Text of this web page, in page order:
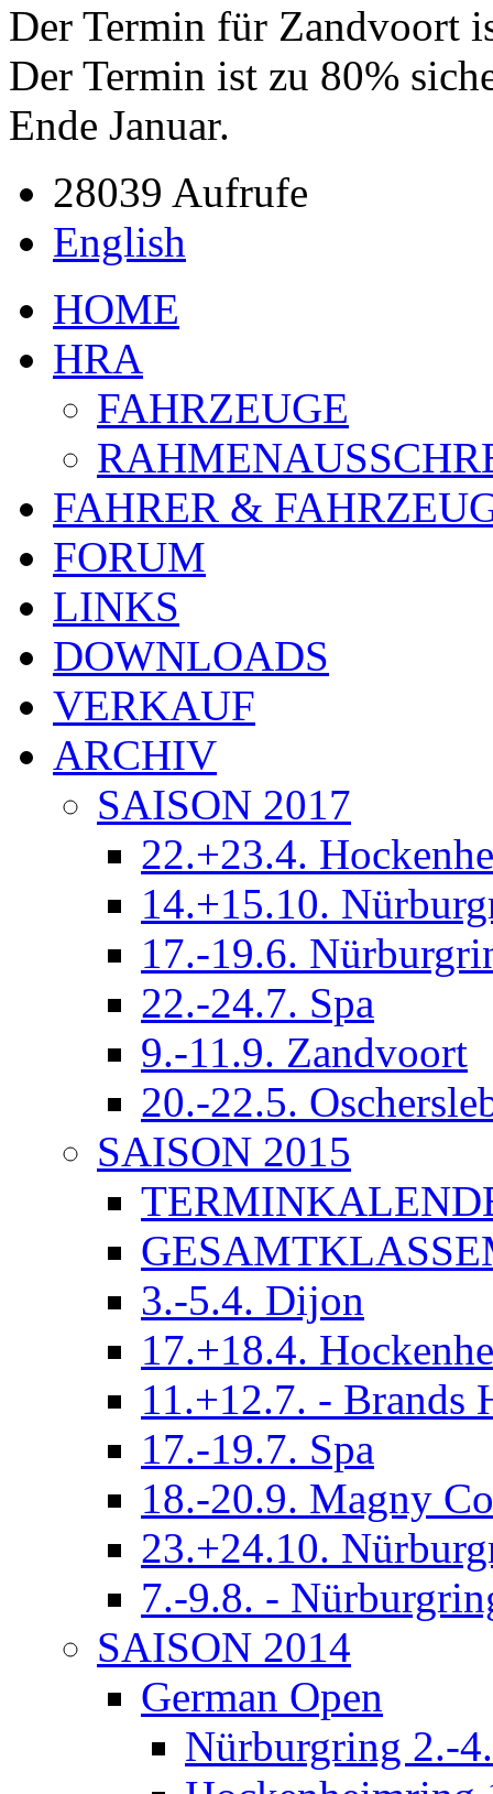
Der Termin für Zandvoort
Der Termin ist zu 80%
Ende Januar.
28039 Aufrufe
English
HOME
HRA
FAHRZEUGE
FAHRER &
FORUM
LINKS
DOWNLOADS
VERKAUF
ARCHIV
SAISON 2017
22.+23.4.
14.+15.10.
17.-19.6.
22.-24.7. Spa
9.-11.9. Zandvoort
20.-22.5.
SAISON 2015
3.-5.4. Dijon
17.+18.4.
11.+12.7. - Brands
17.-19.7. Spa
18.-20.9. Magny
23.+24.10.
7.-9.8. -
SAISON 2014
German Open
Nürburgring 2.-